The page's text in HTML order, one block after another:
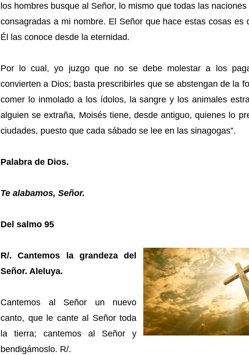
los hombres busque al Señor, lo mismo que todas las
consagradas a mi nombre. El Señor que hace estas cosas es
Él las conoce desde la eternidad.
Por lo cual, yo juzgo que no se debe molestar a los
convierten a Dios; basta prescribirles que se abstengan de la
comer lo inmolado a los ídolos, la sangre y los animales
alguien se extraña, Moisés tiene, desde antiguo, quienes lo
ciudades, puesto que cada sábado se lee en las sinagogas”.
Palabra de Dios.
Te alabamos, Señor.
Del salmo 95
R/. Cantemos la grandeza del
Señor. Aleluya.
Cantemos al Señor un nuevo
canto, que le cante al Señor toda
la tierra; cantemos al Señor y
bendigámoslo. R/.